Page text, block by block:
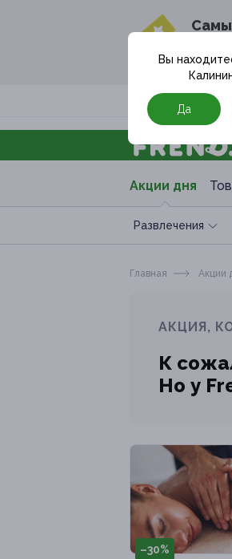
в
Москва
Акции дня
Развлечения
Вы
Да
Главная Акции
АКЦИЯ,
К
Но у
–30%